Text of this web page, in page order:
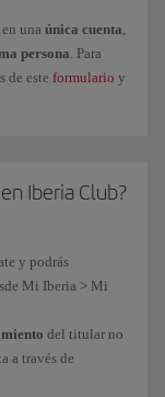
en
Iberia Club
una única cuenta,
persona. Para
de este formulario y
Iberia Club?
y podrás
Mi Iberia > Mi
del titular no
a través de